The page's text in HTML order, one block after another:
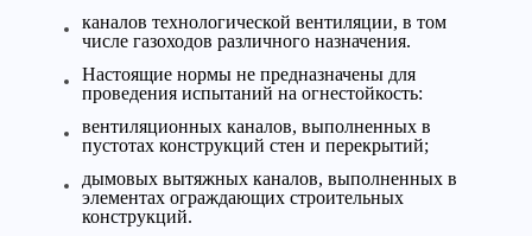
каналов технологической вентиляции, в том
числе газоходов различного назначения.
Настоящие нормы не предназначены для
проведения испытаний на огнестойкость:
вентиляционных каналов, выполненных в
пустотах конструкций стен и перекрытий;
дымовых вытяжных каналов, выполненных в
элементах ограждающих строительных
конструкций.